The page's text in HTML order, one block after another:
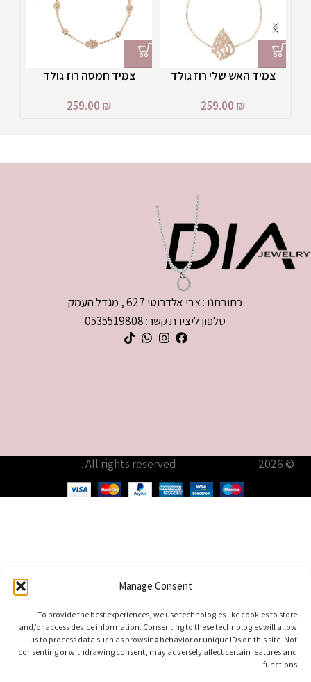
Manage Consent
To provide the best experiences, we use technologies like cookies to store
and/or access device information. Consenting to these technologies will allow
us to process data such as browsing behavior or unique IDs on this site. Not
consenting or withdrawing consent, may adversely affect certain features and
functions.
צמיד האש שלי רוז גולד
259.00 ₪
צמיד חמסה רוז גולד
259.00 ₪
כתובתנו : צבי אלדרוטי 627 , מגדל העמק
טלפון ליצירת קשר: 0535519808
© 2026
. All rights reserved